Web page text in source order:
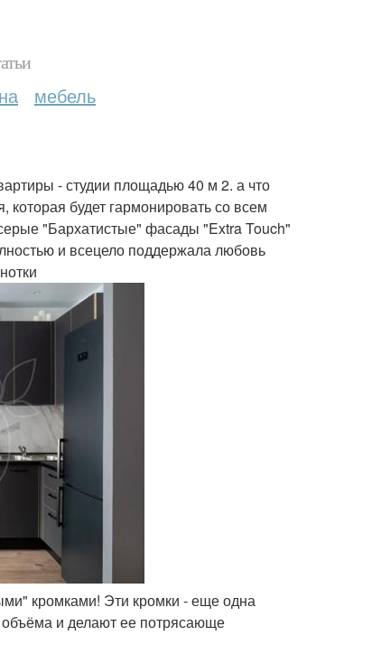
мебель
- студии площадью 40 м 2. а что
будет гармонировать со всем
"Бархатистые" фасады "Extra Touch"
и всецело поддержала любовь
кромками! Эти кромки - еще одна
и делают ее потрясающе